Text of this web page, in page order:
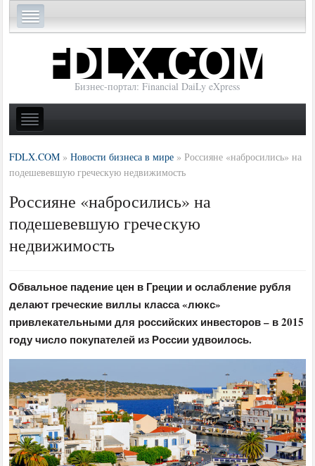
Бизнес-портал: Financial DaiLy eXpress
FDLX.COM »Новости бизнеса в мире »Россияне «набросились» на
подешевевшую греческую недвижимость
Россияне «набросились» на
подешевевшую греческую
недвижимость
Обвальное падение цен в Греции и ослабление рубля
делают греческие виллы класса «люкс»
привлекательными для российских инвесторов – в 2015
году число покупателей из России удвоилось.